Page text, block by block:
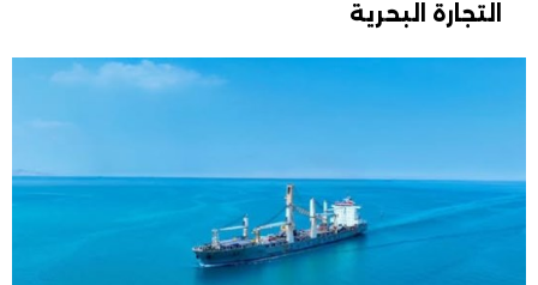
التجارة البحرية